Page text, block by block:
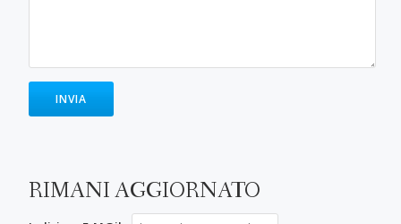
RIMANI AGGIORNATO